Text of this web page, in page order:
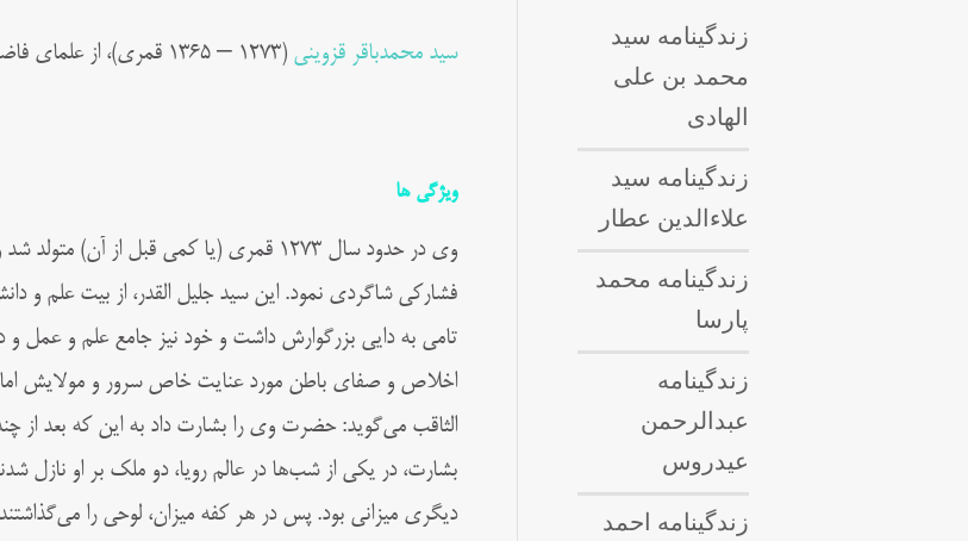
سید محمدباقر قزوینی (۱۲۷۳ – ۱۳۶۵ قمری)، از علمای فاضل معاصر در ایران بود.
ویژگی ها
وی در حدود سال ۱۲۷۳ قمری (یا کمی قبل از
فشارکی شاگردی نمود. این سید جلیل القدر، از بیت علم و
تامی به دایی بزرگوارش داشت و خود نیز جامع علم و عمل و
اخلاص و صفای باطن مورد عنایت خاص سرور و مولایش
الثاقب می‌گوید: حضرت وی را بشارت داد به این که بعد از
بشارت، در یکی از شب‌ها در عالم رویا، دو ملک بر او
دیگری میزانی بود. پس در هر کفه میزان، لوحی را
زندگینامه سید
محمد بن علی
الهادی
زندگینامه سید
علاءالدین عطار
زندگینامه محمد
پارسا
زندگینامه
عبدالرحمن
عیدروس
زندگینامه احمد